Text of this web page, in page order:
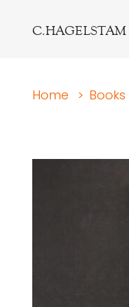
C.HAGELSTAM
Home > Books